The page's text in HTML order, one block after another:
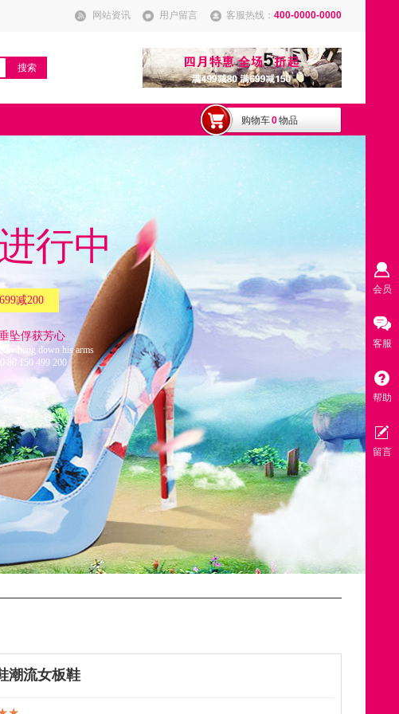
网站资讯 用户留言 客服热线： 400-0000-0000
搜索
购物车0物品
行中
减200
坠俘获芳心
hang down his arms
80 150 499 200
潮流女板鞋
会员
客服
帮助
留言